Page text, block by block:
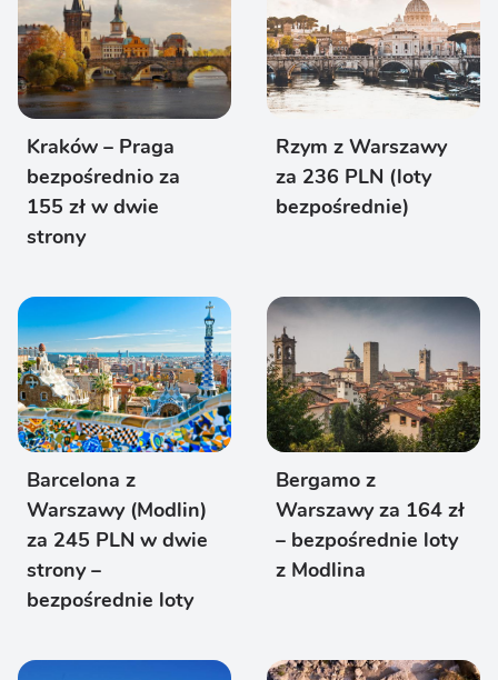
Kraków – Praga
bezpośrednio za
155 zł w dwie
strony
Rzym z Warszawy
za 236 PLN (loty
bezpośrednie)
Barcelona z
Warszawy (Modlin)
za 245 PLN w dwie
strony –
bezpośrednie loty
Bergamo z
Warszawy za 164 zł
– bezpośrednie loty
z Modlina